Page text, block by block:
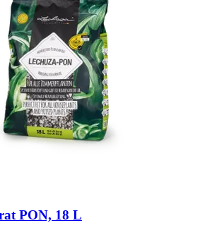
PON, 18 L